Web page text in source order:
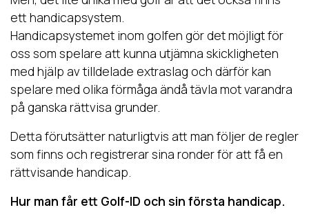
ett handicapsystem.
Handicapsystemet inom golfen gör det möjligt för
oss som spelare att kunna utjämna skickligheten
med hjälp av tilldelade extraslag och därför kan
spelare med olika förmåga ändå tävla mot varandra
på ganska rättvisa grunder.
Detta förutsätter naturligtvis att man följer de regler
som finns och registrerar sina ronder för att få en
rättvisande handicap.
Hur man får ett Golf-ID och sin första handicap.